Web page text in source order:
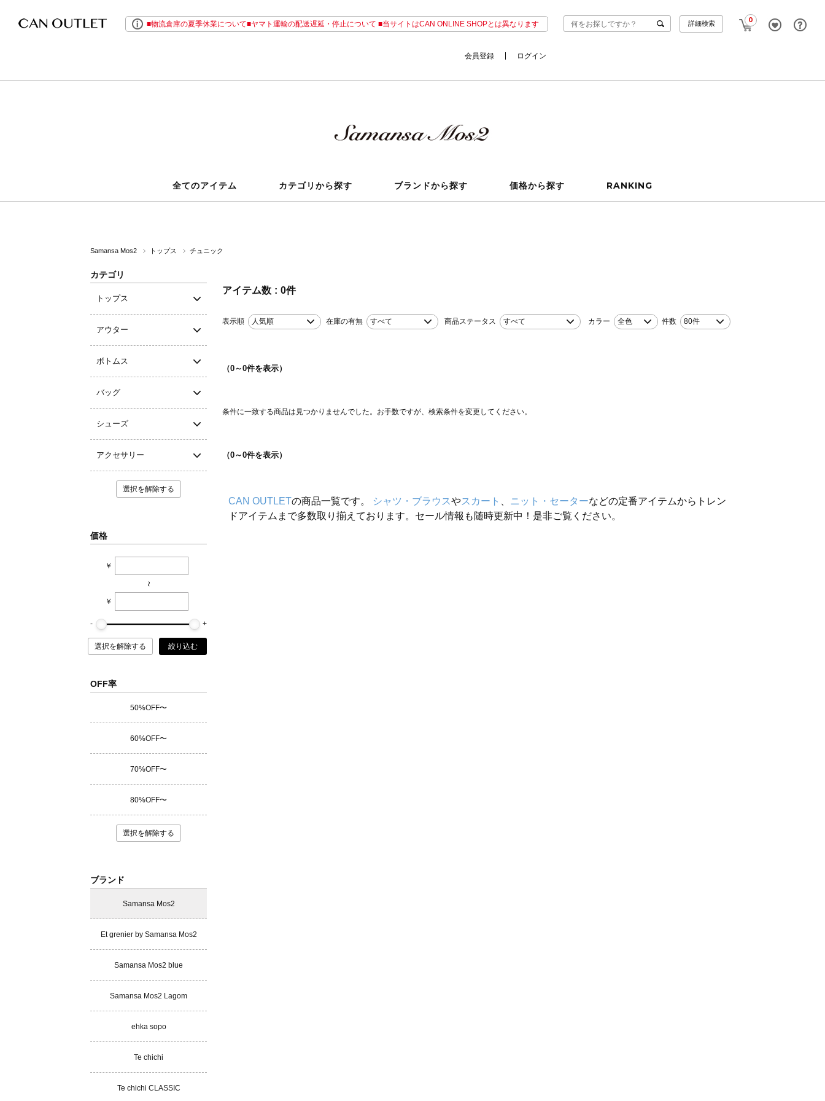
■物流倉庫の夏季休業について■ヤマト運輸の配送遅延・停止について ■当サイトはCAN ONLINE SHOPとは異なります 0
詳細検索
会員登録 ログイン
全てのアイテム カテゴリから探す ブランドから探す 価格から探す RANKING
Samansa Mos2 トップス チュニック
カテゴリ
トップス
アウター
ボトムス
バッグ
シューズ
アクセサリー
選択を解除する
価格
￥
~
￥
選択を解除する 絞り込む
OFF率
50%OFF〜
60%OFF〜
70%OFF〜
80%OFF〜
選択を解除する
ブランド
Samansa Mos2
Et grenier by Samansa Mos2
Samansa Mos2 blue
Samansa Mos2 Lagom
ehka sopo
Te chichi
Te chichi CLASSIC
アイテム数 0件
表示順 人気順 在庫の有無 すべて 商品ステータス すべて カラー 全色 件数 80件
（0～0件を表示）
条件に一致する商品は見つかりませんでした。お手数ですが、検索条件を変更してください。
（0～0件を表示）
CAN OUTLETの商品一覧です。 シャツ・ブラウスやスカート ニット・セーターなどの定番アイテムからトレン
ドアイテムまで多数取り揃えております。セール情報も随時更新中！是非ご覧ください。